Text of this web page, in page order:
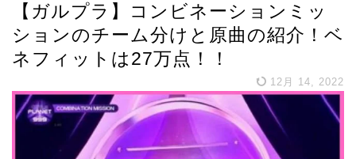
【ガルプラ】コンビネーションミッ
ションのチーム分けと原曲の紹介！ベ
ネフィットは27万点！！
12月 14, 2022